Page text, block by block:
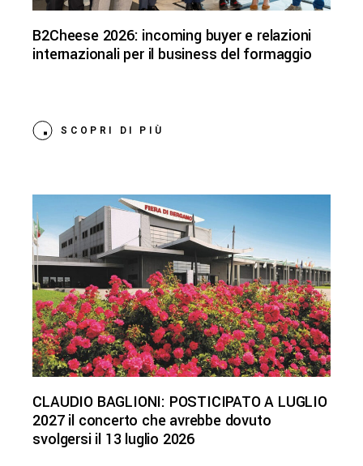
B2Cheese 2026: incoming buyer e relazioni
internazionali per il business del formaggio
SCOPRI DI PIÙ
CLAUDIO BAGLIONI: POSTICIPATO A LUGLIO
2027 il concerto che avrebbe dovuto
svolgersi il 13 luglio 2026